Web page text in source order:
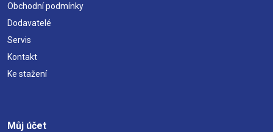
Obchodní podmínky
Dodavatelé
Servis
Kontakt
Ke stažení
Můj účet